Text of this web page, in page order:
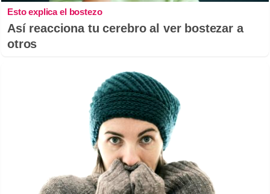
Esto explica el bostezo
Así reacciona tu cerebro al ver bostezar a
otros